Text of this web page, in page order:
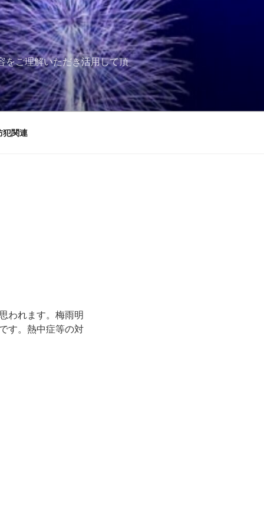
をご理解いただき活用して頂
犯関連
われます。梅雨明
す。熱中症等の対